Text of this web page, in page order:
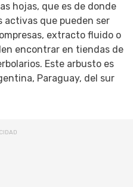
hojas, que es de donde
activas que pueden ser
extracto fluido o
encontrar en tiendas de
Este arbusto es
Paraguay, del sur